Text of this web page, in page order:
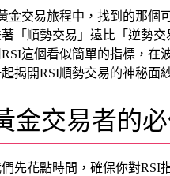
金交易旅程中，找到的那
「順勢交易」遠比「逆勢
這個看似簡單的指標，在
揭開RSI順勢交易的神秘面
金交易者的
先花點時間，確保你對RSI